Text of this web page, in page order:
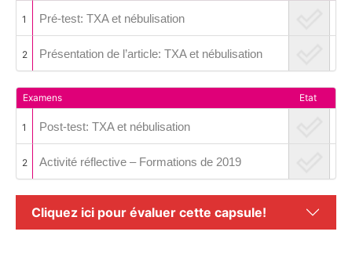
1 Pré-test: TXA et nébulisation
2 Présentation de l’article: TXA et nébulisation
Examens Etat
1 Post-test: TXA et nébulisation
2 Activité réflective – Formations de 2019
Cliquez ici pour évaluer cette capsule!